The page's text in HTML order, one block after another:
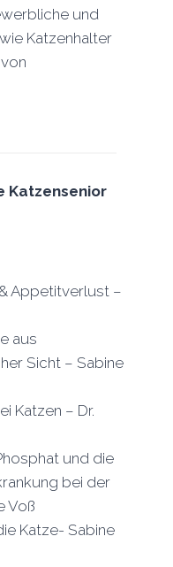
und
Katzenhalter
Katzensenior
Appetitverlust –
aus
Sicht – Sabine
Katzen – Dr.
und die
bei der
Voß
Katze- Sabine